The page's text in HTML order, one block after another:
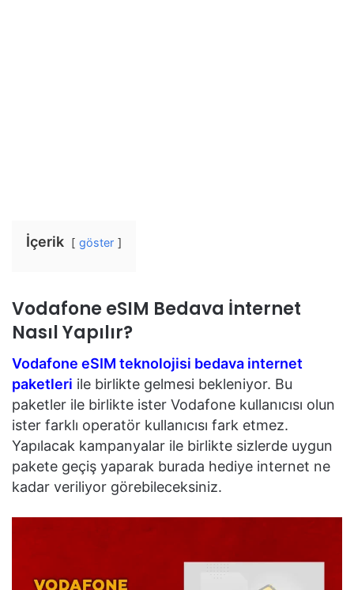
İçerik göster
Vodafone eSIM Bedava İnternet
Nasıl Yapılır?
Vodafone eSIM teknolojisi bedava internet
paketleri ile birlikte gelmesi bekleniyor. Bu
paketler ile birlikte ister Vodafone kullanıcısı olun
ister farklı operatör kullanıcısı fark etmez.
Yapılacak kampanyalar ile birlikte sizlerde uygun
pakete geçiş yaparak burada hediye internet ne
kadar veriliyor görebileceksiniz.